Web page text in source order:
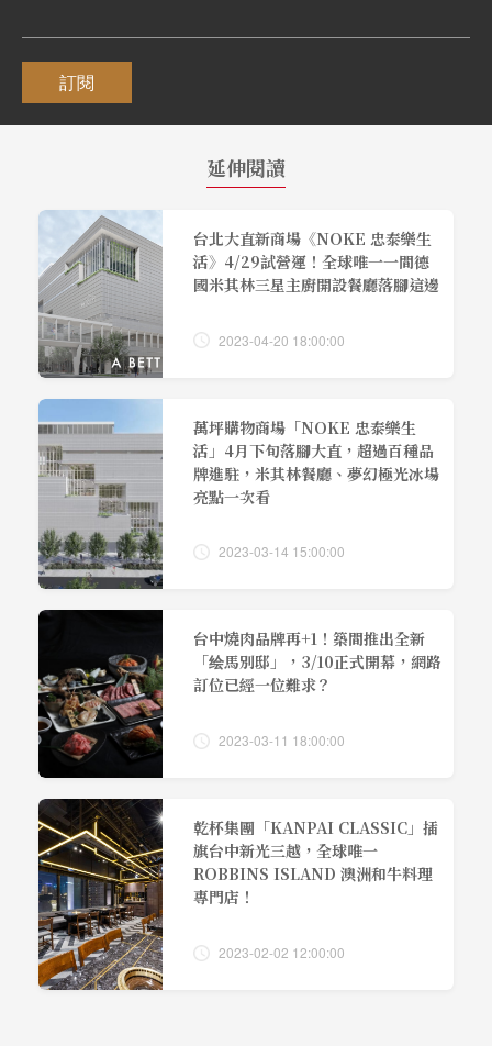
訂閱
延伸閱讀
台北大直新商場《NOKE 忠泰樂生
活》4/29試營運！全球唯一一間德
國米其林三星主廚開設餐廳落腳這邊
2023-04-20 18:00:00
萬坪購物商場「NOKE 忠泰樂生
活」4月下旬落腳大直，超過百種品
牌進駐，米其林餐廳、夢幻極光冰場
亮點一次看
2023-03-14 15:00:00
台中燒肉品牌再+1！築間推出全新
「绘馬別邸」，3/10正式開幕，網路
訂位已經一位難求？
2023-03-11 18:00:00
乾杯集團「KANPAI CLASSIC」插
旗台中新光三越，全球唯一
ROBBINS ISLAND 澳洲和牛料理
專門店！
2023-02-02 12:00:00